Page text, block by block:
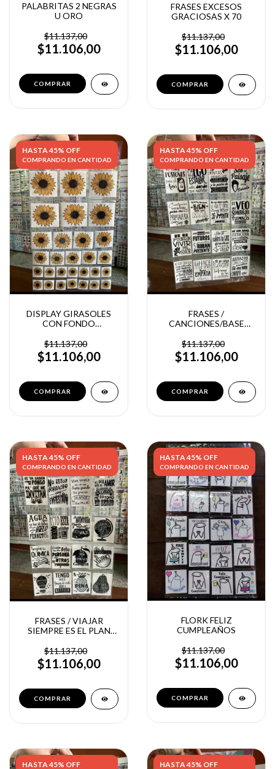
PALABRITAS 2 NEGRAS
U ORO
$11.137,00
$11.106,00
COMPRAR
FRASES EXCESOS
GRACIOSAS X 70
$11.137,00
$11.106,00
HASTA 45% OFF
COMPRANDO EN CANTIDAD
DISPLAY GIRASOLES
CON FONDO
$11.137,00
$11.106,00
HASTA 45% OFF
COMPRANDO EN CANTIDAD
FRASES /
CANCIONES/BASE
$11.137,00
$11.106,00
HASTA 45% OFF
COMPRANDO EN CANTIDAD
FRASES / VIAJAR
SIEMPRE ES EL PLAN
X32
$11.137,00
$11.106,00
HASTA 45% OFF
COMPRANDO EN CANTIDAD
FLORK FELIZ
CUMPLEAÑOS
$11.137,00
$11.106,00
HASTA 45% OFF HASTA 45% OFF